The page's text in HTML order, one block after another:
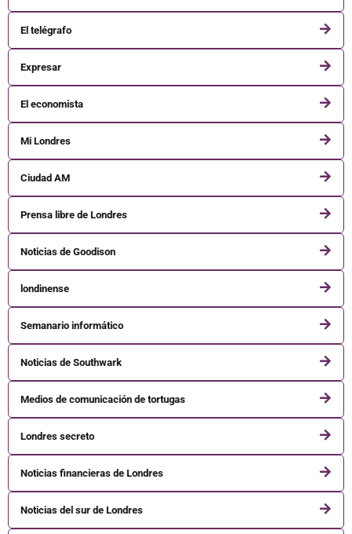
El telégrafo
Expresar
El economista
Mi Londres
Ciudad AM
Prensa libre de Londres
Noticias de Goodison
londinense
Semanario informático
Noticias de Southwark
Medios de comunicación de tortugas
Londres secreto
Noticias financieras de Londres
Noticias del sur de Londres